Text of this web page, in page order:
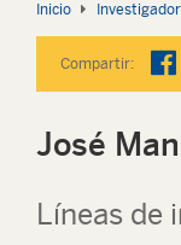
Inicio
Compartir:
José
Líneas de